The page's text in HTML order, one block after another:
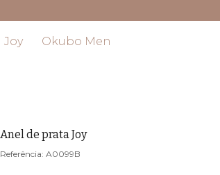
Okubo Men
Anel de prata Joy
A0099B